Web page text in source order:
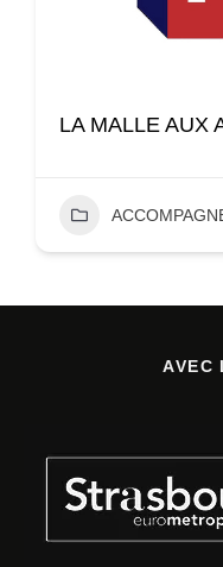
LA MALLE AUX
AVEC